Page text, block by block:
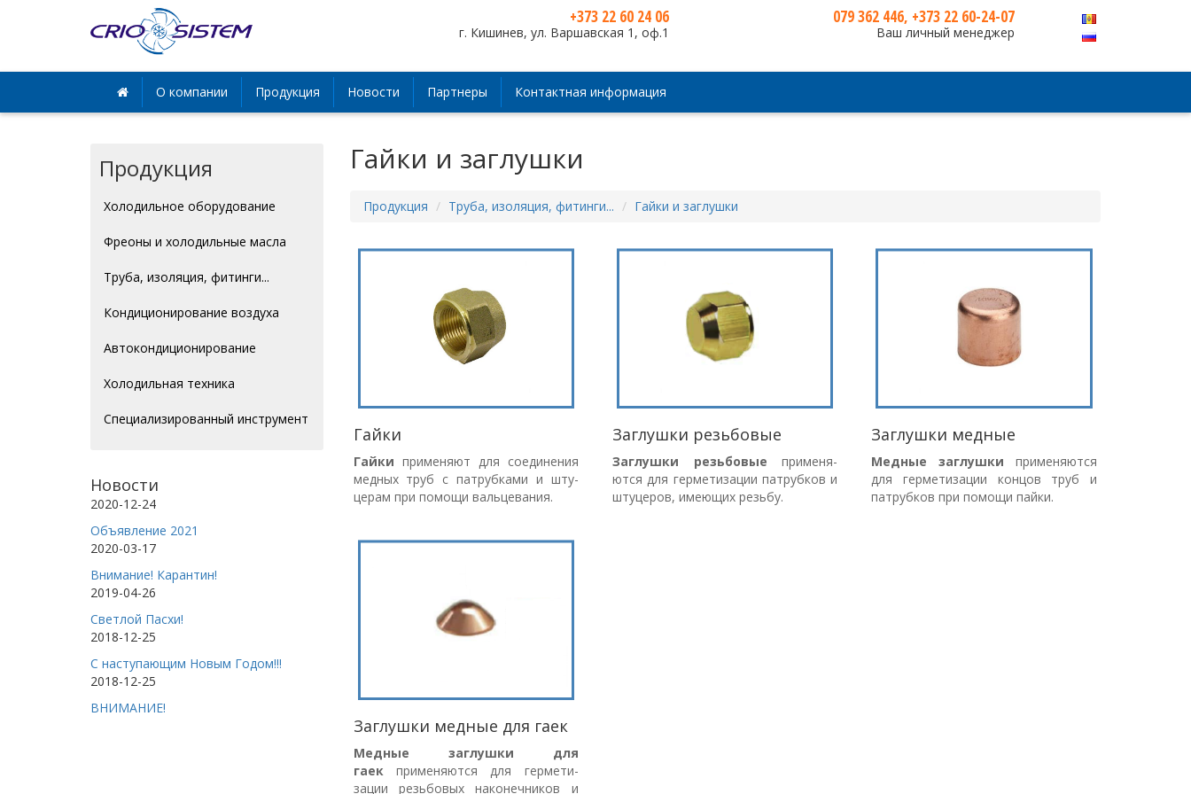
+373 22 60 24 06
г. Кишинев, ул. Варшавская 1, оф.1
079 362 446, +373 22 60-24-07
Ваш личный менеджер
О компании Продукция Новости Партнеры Контактная информация
Гайки и заглушки
Продукция Труба, изоляция, фитинги... Гайки и заглушки
Гайки
Гайки применяют для соединения
медных труб с патрубками и шту-
церам при помощи вальцевания.
Заглушки резьбовые
Заглушки резьбовые применя-
ются для герметизации патрубков и
штуцеров, имеющих резьбу.
Заглушки медные
Медные заглушки применяются
для герметизации концов труб и
патрубков при помощи пайки.
Заглушки медные для гаек
Медные заглушки для
гаекприменяются для гермети-
зации резьбовых наконечников и
Продукция
Холодильное оборудование
Фреоны и холодильные масла
Труба, изоляция, фитинги...
Кондиционирование воздуха
Автокондиционирование
Холодильная техника
Специализированный инструмент
Новости
2020-12-24
Объявление 2021
2020-03-17
Внимание! Карантин!
2019-04-26
Светлой Пасхи!
2018-12-25
С наступающим Новым Годом!!!
2018-12-25
ВНИМАНИЕ!